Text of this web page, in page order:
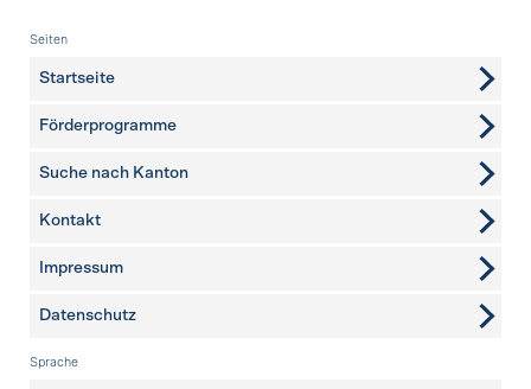
Fusszeile
Seiten
Startseite
Förderprogramme
Suche nach Kanton
weitere Seiten
Kontakt
Impressum
Datenschutz
Sprache